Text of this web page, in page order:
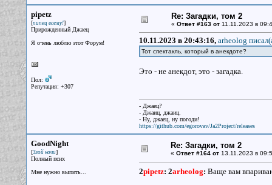
pipetz
[пипец всему!]
Прирожденный Джаец
Я очень люблю этот Форум!
Пол:
Репутация: +307
Re: Загадки, том 2
« Ответ #163 от11.11.2023 в
10.11.2023 в 20:43:16, arheolog
Тот спектакль, который в анекдоте?
Это - не анекдот, это - загадка.
- Джаец?
- Джаиц, джаиц.
- Ну, джаец, ну погоди!
https://github.com/egorovav/Ja2Project/releases
GoodNight
[Злой ночи]
Полный псих
Мне нужно выпить...
Re: Загадки, том 2
« Ответ #164 от13.11.2023 в
2pipetz: 2arheolog: Ваще вам